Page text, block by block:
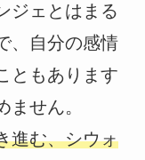
ジェとはまる
、自分の感情
ともあります
せん。
進む、シウォ